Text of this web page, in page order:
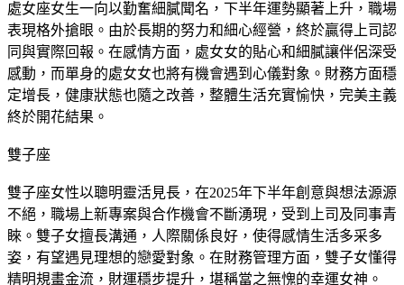
處女座女生一向以勤奮細膩聞名，下半年運勢顯著上升，職場
表現格外搶眼。由於長期的努力和細心經營，終於贏得上司認
同與實際回報。在感情方面，處女女的貼心和細膩讓伴侶深受
感動，而單身的處女女也將有機會遇到心儀對象。財務方面穩
定增長，健康狀態也隨之改善，整體生活充實愉快，完美主義
終於開花結果。
雙子座
雙子座女性以聰明靈活見長，在2025年下半年創意與想法源源
不絕，職場上新專案與合作機會不斷湧現，受到上司及同事青
睞。雙子女擅長溝通，人際關係良好，使得感情生活多采多
姿，有望遇見理想的戀愛對象。在財務管理方面，雙子女懂得
精明規畫金流，財運穩步提升，堪稱當之無愧的幸運女神。